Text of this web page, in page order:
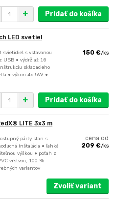
Pridať do košíka
LED svetiel
svietidiel s vstavanou
USB • výdrž až 16
skladacieho
• výkon 4x 5W •
150 €/ks
Pridať do košíka
LITE 3x3 m
párty stan s
inštalácia • ľahká
výškou • poťah z
vrstvou, 100 %
variantov
cena od
209 €/ks
Zvoliť variant